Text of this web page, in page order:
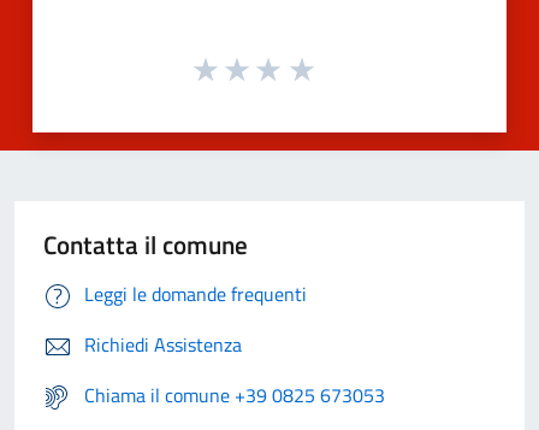
Contatta il comune
Leggi le domande frequenti
Richiedi Assistenza
Chiama il comune +39 0825 673053